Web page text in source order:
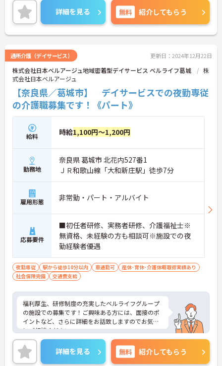
詳細を見る 無料 紹介してもらう
通所介護（デイサービス） 更新日：2024年12月22日
株式会社日本ベルアージュ地域密着型デイサービス ベルライフ葛城
株
式会社日本ベルアージュ
【奈良県／葛城市】 デイサービスでの夜勤専従
の介護職募集です！《パート》
給料 時給1,100円～1,200円
勤務地
奈良県 葛城市 北花内527番1
ＪＲ和歌山線「大和新庄駅」徒歩7分
雇用形態 非常勤・パート・アルバイト
応募要件
■初任者研修、実務者研修、介護福祉士※
無資格、未経験の方も相談可※施設での夜
勤経験者優遇
夜勤専従 駅から徒歩10分以内 車通勤可
産休･育休･介護休暇取得実績あり
社会保険完備
交通費支給
福利厚生、研修制度の充実したベルライフグループ
の施設での募集です！ご興味ある方には、面接のポ
イントなど、さらに詳細をお話致しますのでお気軽
にご相談ください。
詳細を見る 無料 紹介してもらう